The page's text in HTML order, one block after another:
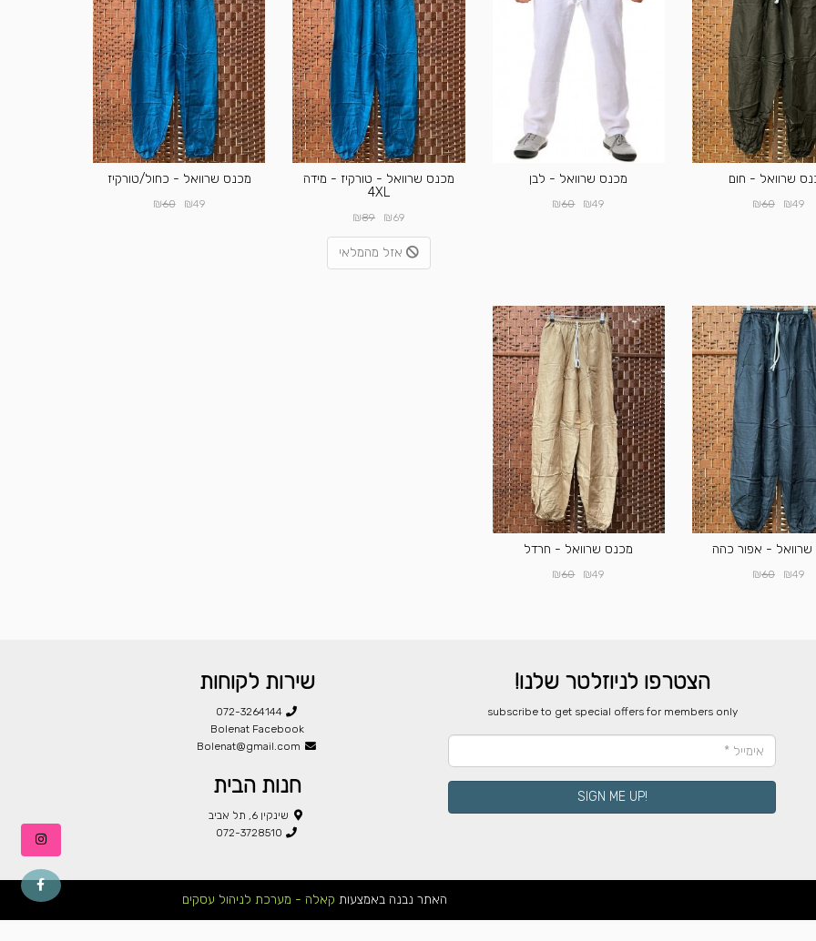
שרוואל - חום
₪49
₪60
מכנס שרוואל - לבן
₪49
₪60
מכנס שרוואל - טורקיז - מידה
4XL
₪69
₪89
אזל מהמלאי
מכנס שרוואל - כחול/טורקיז
₪49
₪60
- אפור כהה
₪49
₪60
מכנס שרוואל - חרדל
₪49
₪60
הצטרפו לניוזלטר שלנו!
​subscribe to get special offers for members only
!SIGN ME UP
שירות לקוחות
072-3264144
Bolenat Facebook
Bolenat@gmail.com
חנות הבית
שינקין 6, תל אביב
072-3728510
האתר נבנה באמצעות קאלה - מערכת לניהול עסקים